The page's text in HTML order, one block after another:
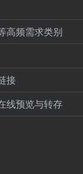
高频需求类别
接
线预览与转存